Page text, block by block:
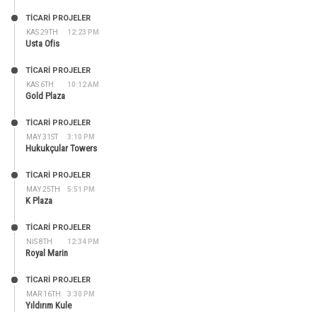
KAS 29TH 12:23 PM
TİCARİ PROJELER
Usta Ofis
KAS 6TH 10:12 AM
TİCARİ PROJELER
Gold Plaza
MAY 31ST 3:10 PM
TİCARİ PROJELER
Hukukçular Towers
MAY 25TH 5:51 PM
TİCARİ PROJELER
K Plaza
NIS 8TH 12:34 PM
TİCARİ PROJELER
Royal Marin
MAR 16TH 3:30 PM
TİCARİ PROJELER
Yıldırım Kule